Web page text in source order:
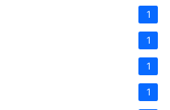
1
1
1
1